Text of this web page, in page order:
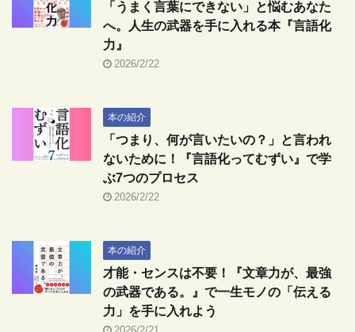
「うまく言葉にできない」と悩むあなた
へ。人生の武器を手に入れる本『言語化
力』
2026/2/22
本の紹介
「つまり、何が言いたいの？」と言われ
ないために！『言語化ってむずい』で学
ぶ7つのプロセス
2026/2/22
本の紹介
才能・センスは不要！『文章力が、最強
の武器である。』で一生モノの「伝える
力」を手に入れよう